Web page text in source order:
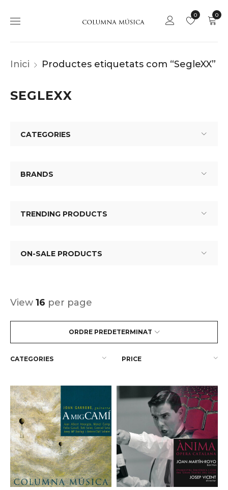
0
0
Inici Productes etiquetats com “SegleXX”
SEGLEXX
CATEGORIES
BRANDS
TRENDING PRODUCTS
ON-SALE PRODUCTS
ORDRE PREDETERMINAT
View 16 per page
CATEGORIES PRICE